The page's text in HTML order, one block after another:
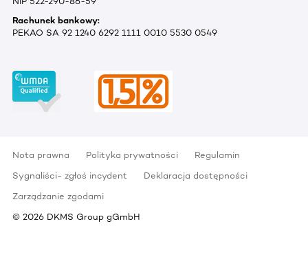
Rachunek bankowy:
PEKAO SA 92 1240 6292 1111 0010 5530 0549
Nota prawna Polityka prywatności
Regulamin
Sygnaliści- zgłoś incydent
Deklaracja dostępności
Zarządzanie zgodami
© 2026 DKMS Group gGmbH